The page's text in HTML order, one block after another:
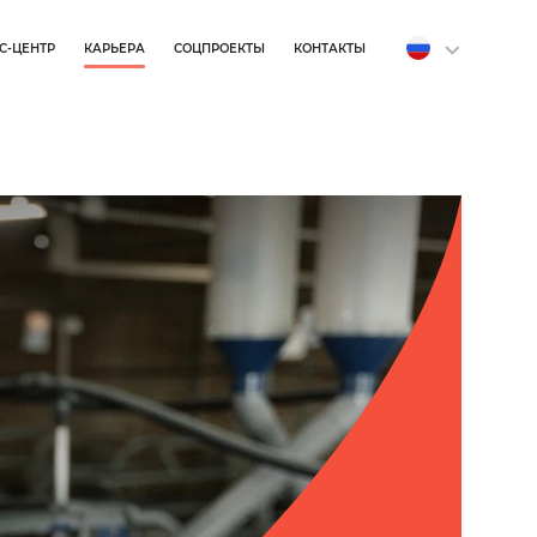
ЦЕНТР КАРЬЕРА СОЦПРОЕКТЫ КОНТАКТЫ